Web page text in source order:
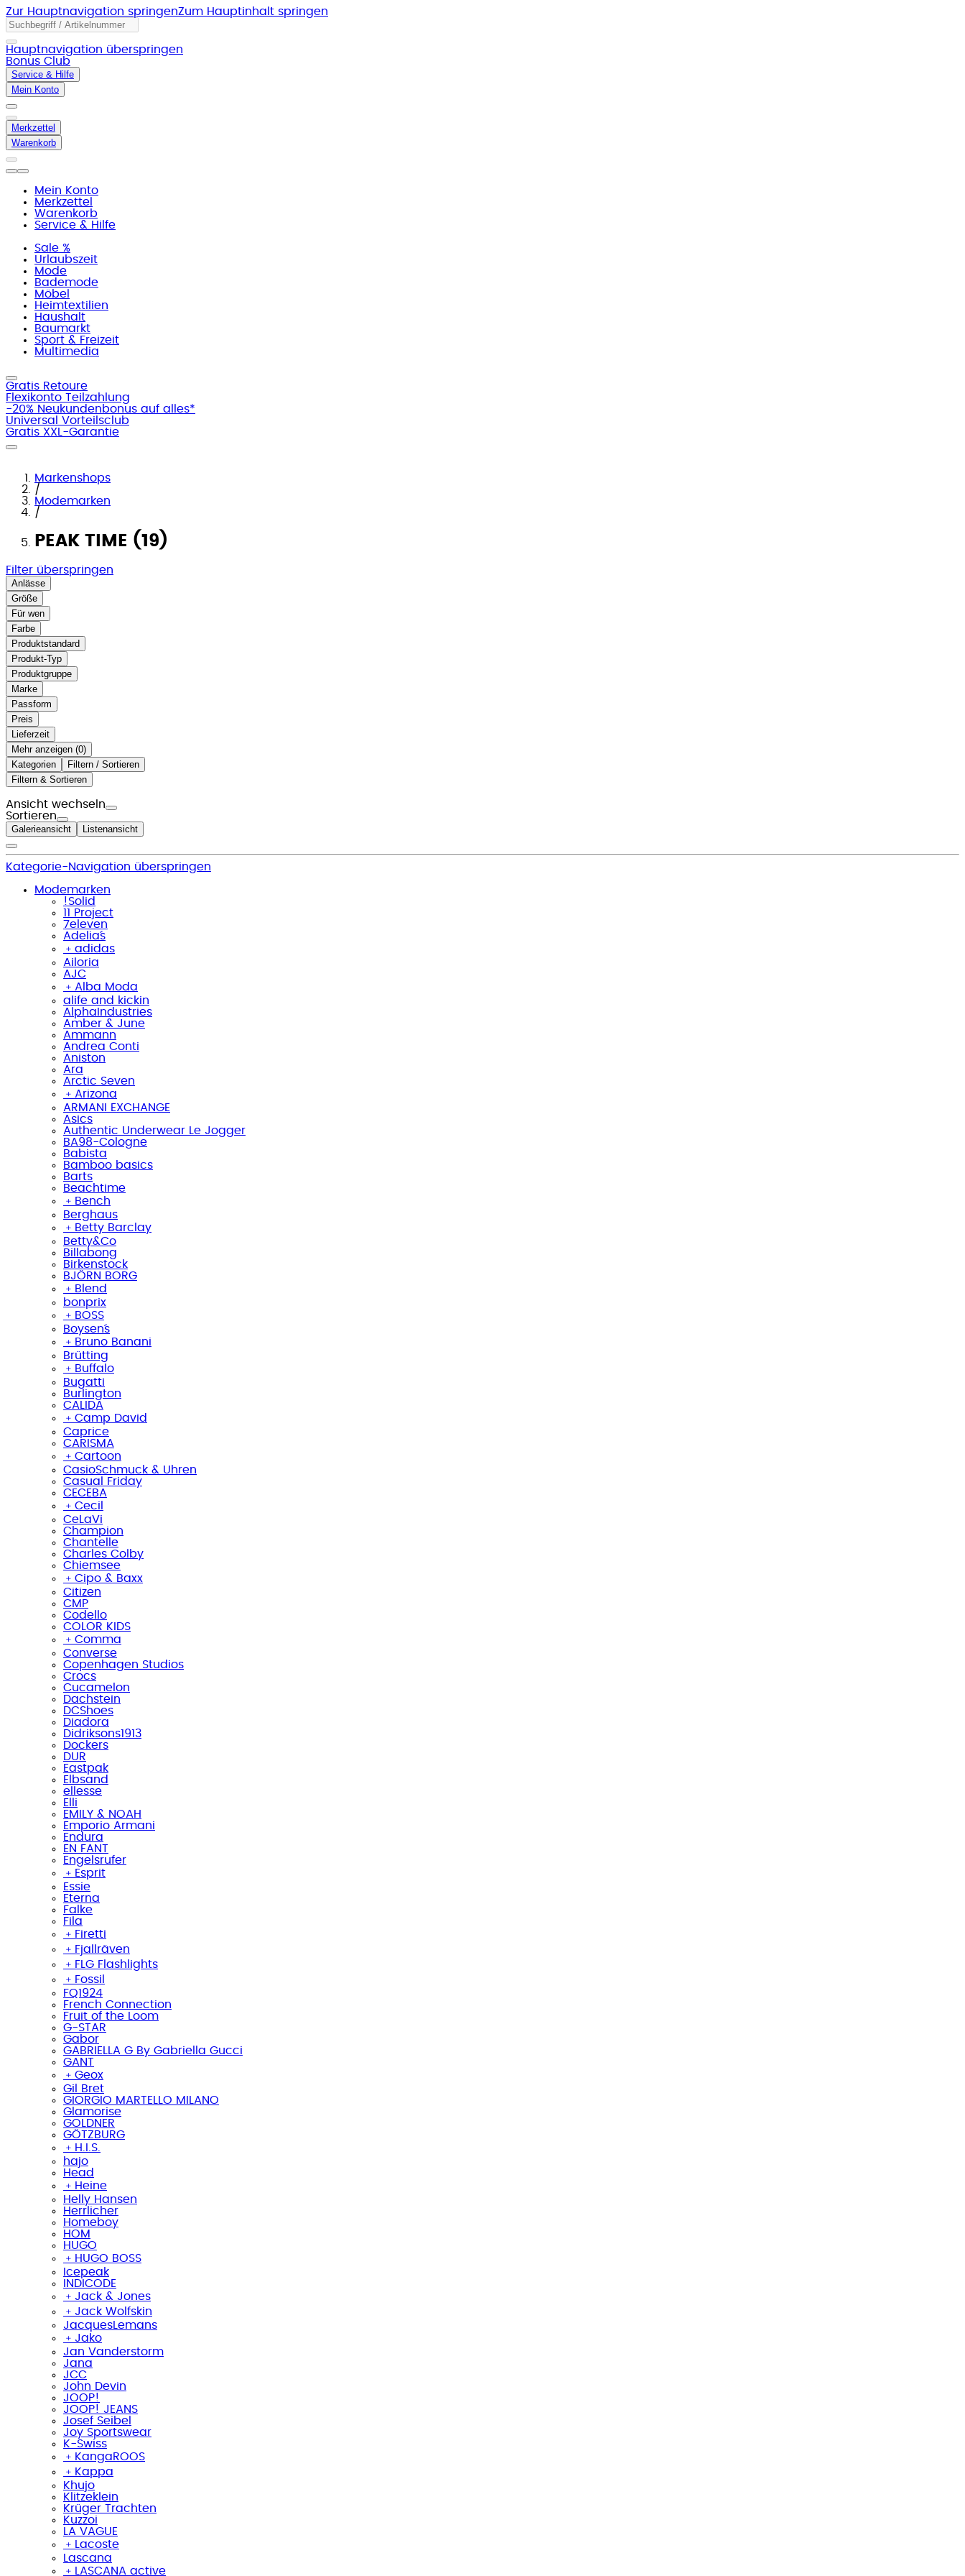
Zur Hauptnavigation springenZum Hauptinhalt springen
Hauptnavigation überspringen
Bonus Club
Service & Hilfe
Mein Konto
Merkzettel
Warenkorb
Mein Konto
Merkzettel
Warenkorb
Service & Hilfe
Sale %
Urlaubszeit
Mode
Bademode
Möbel
Heimtextilien
Haushalt
Baumarkt
Sport & Freizeit
Multimedia
Gratis Retoure
Flexikonto Teilzahlung
-20% Neukundenbonus auf alles*
Universal Vorteilsclub
Gratis XXL-Garantie
Markenshops
/
Modemarken
/
PEAK TIME (19)
Filter überspringen
Anlässe
Größe
Für wen
Farbe
Produktstandard
Produkt-Typ
Produktgruppe
Marke
Passform
Preis
Lieferzeit
Mehr anzeigen ( )
Kategorien
Filtern / Sortieren
Filtern & Sortieren
Ansicht wechseln
Sortieren
Galerieansicht Listenansicht
Kategorie-Navigation überspringen
Modemarken
!Solid
11 Project
7eleven
Adelia´s
﹢ adidas
Ailoria
AJC
﹢ Alba Moda
alife and kickin
AlphaIndustries
Amber & June
Ammann
Andrea Conti
Aniston
Ara
Arctic Seven
﹢ Arizona
ARMANI EXCHANGE
Asics
Authentic Underwear Le Jogger
BA98-Cologne
Babista
Bamboo basics
Barts
Beachtime
﹢ Bench
Berghaus
﹢ Betty Barclay
Betty&Co
Billabong
Birkenstock
BJÖRN BORG
﹢ Blend
bonprix
﹢ BOSS
Boysen´s
﹢ Bruno Banani
Brütting
﹢ Buffalo
Bugatti
Burlington
CALIDA
﹢ Camp David
Caprice
CARISMA
﹢ Cartoon
CasioSchmuck & Uhren
Casual Friday
CECEBA
﹢ Cecil
CeLaVi
Champion
Chantelle
Charles Colby
Chiemsee
﹢ Cipo & Baxx
Citizen
CMP
Codello
COLOR KIDS
﹢ Comma
Converse
Copenhagen Studios
Crocs
Cucamelon
Dachstein
DCShoes
Diadora
Didriksons1913
Dockers
DUR
Eastpak
Elbsand
ellesse
Elli
EMILY & NOAH
Emporio Armani
Endura
EN FANT
Engelsrufer
﹢ Esprit
Essie
Eterna
Falke
Fila
﹢ Firetti
﹢ Fjallräven
﹢ FLG Flashlights
﹢ Fossil
FQ1924
French Connection
Fruit of the Loom
G-STAR
Gabor
GABRIELLA G By Gabriella Gucci
GANT
﹢ Geox
Gil Bret
GIORGIO MARTELLO MILANO
Glamorise
GOLDNER
GÖTZBURG
﹢ H.I.S.
hajo
Head
﹢ Heine
Helly Hansen
Herrlicher
Homeboy
HOM
HUGO
﹢ HUGO BOSS
Icepeak
INDICODE
﹢ Jack & Jones
﹢ Jack Wolfskin
JacquesLemans
﹢ Jako
Jan Vanderstorm
Jana
JCC
John Devin
JOOP!
JOOP! JEANS
Josef Seibel
Joy Sportswear
K-Swiss
﹢ KangaROOS
﹢ Kappa
Khujo
Klitzeklein
Krüger Trachten
Kuzzoi
LA VAGUE
﹢
Lacoste
Lascana
﹢
LASCANA active